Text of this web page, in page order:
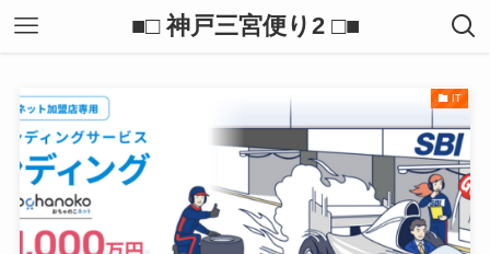
■□ 神戸三宮便り2 □■
IT